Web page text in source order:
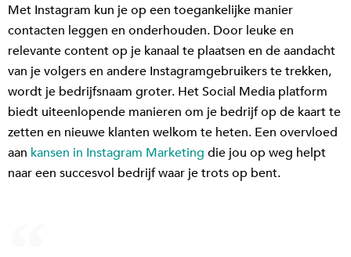
Met Instagram kun je op een toegankelijke manier
contacten leggen en onderhouden. Door leuke en
relevante content op je kanaal te plaatsen en de aandacht
van je volgers en andere Instagramgebruikers te trekken,
wordt je bedrijfsnaam groter. Het Social Media platform
biedt uiteenlopende manieren om je bedrijf op de kaart te
zetten en nieuwe klanten welkom te heten. Een overvloed
aan kansen in Instagram Marketing die jou op weg helpt
naar een succesvol bedrijf waar je trots op bent.